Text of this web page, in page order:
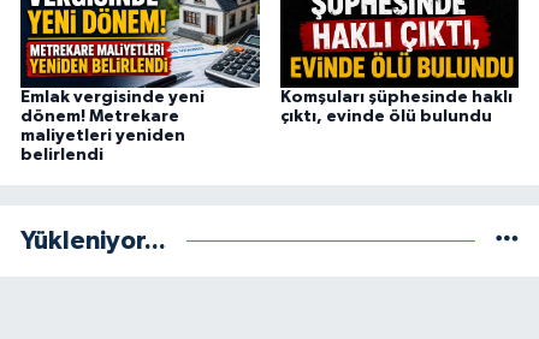
Emlak vergisinde yeni
dönem! Metrekare
maliyetleri yeniden
belirlendi
Komşuları şüphesinde haklı
çıktı, evinde ölü bulundu
Yükleniyor...